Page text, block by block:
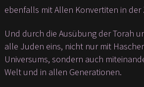
ebenfalls mit Allen Konvertiten in
Und durch die Ausübung der Torah
alle Juden eins, nicht nur mit
Universums, sondern auch
Welt und in allen Generationen.